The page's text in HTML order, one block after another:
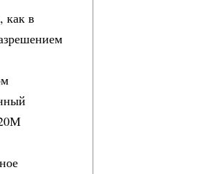
как в